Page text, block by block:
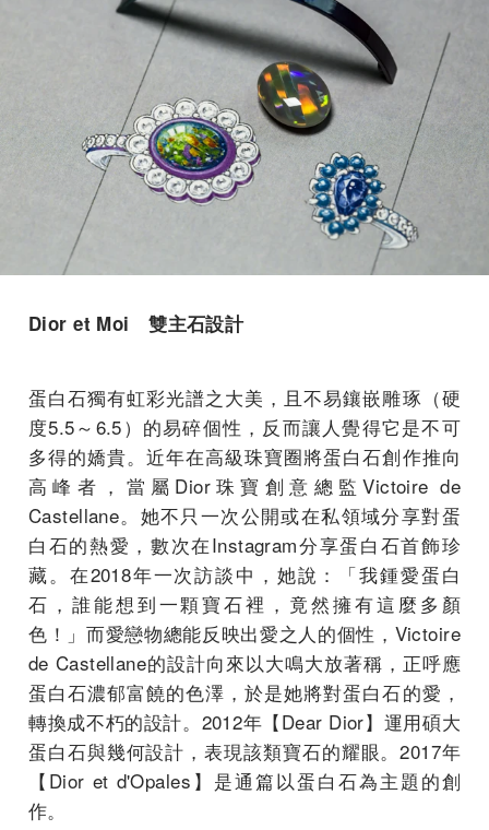
Dior et Moi 雙主石設計
蛋白石獨有虹彩光譜之大美，且不易鑲嵌雕琢（硬
度5.5～6.5）的易碎個性，反而讓人覺得它是不可
多得的嬌貴。近年在高級珠寶圈將蛋白石創作推向
高峰者，當屬Dior珠寶創意總監Victoire de
Castellane。她不只一次公開或在私領域分享對蛋
白石的熱愛，數次在Instagram分享蛋白石首飾珍
藏。在2018年一次訪談中，她說：「我鍾愛蛋白
石，誰能想到一顆寶石裡，竟然擁有這麼多顏
色！」而愛戀物總能反映出愛之人的個性，Victoire
de Castellane的設計向來以大鳴大放著稱，正呼應
蛋白石濃郁富饒的色澤，於是她將對蛋白石的愛，
轉換成不朽的設計。2012年【Dear Dior】運用碩大
蛋白石與幾何設計，表現該類寶石的耀眼。2017年
【Dior et d'Opales】是通篇以蛋白石為主題的創
作。